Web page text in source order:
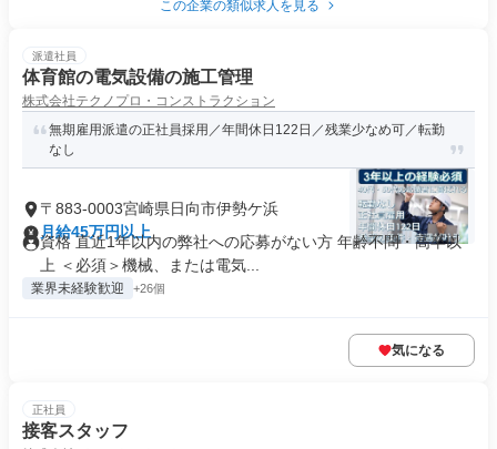
この企業の類似求人を見る
派遣社員
体育館の電気設備の施工管理
株式会社テクノプロ・コンストラクション
無期雇用派遣の正社員採用／年間休日122日／残業少なめ可／転勤
なし
〒883-0003宮崎県日向市伊勢ケ浜
月給45万円以上
資格 直近1年以内の弊社への応募がない方 年齢不問・高卒以
上 ＜必須＞機械、または電気...
業界未経験歓迎 +26個
気になる
正社員
接客スタッフ